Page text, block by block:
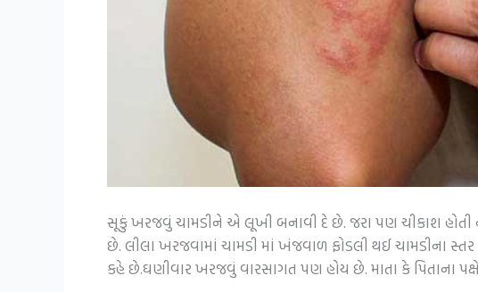
સૂકું ખરજવું ચામડીને એ લૂખી બનાવી દે છે. જરા પણ ચીકાશ
છે. લીલા ખરજવામાં ચામડી માં ખંજવાળ ફોડલી થઈ ચામડીના
કહે છે.ઘણીવાર ખરજવું વારસાગત પણ હોય છે. માતા કે પિતાના